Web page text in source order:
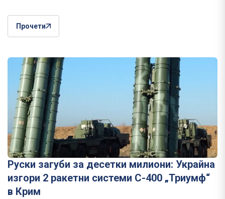
Прочети
Руски загуби за десетки милиони: Украйна
изгори 2 ракетни системи С-400 „Триумф“
в Крим